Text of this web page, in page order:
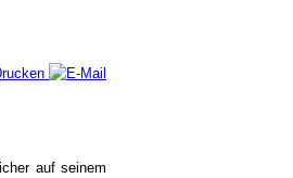
auf seinem